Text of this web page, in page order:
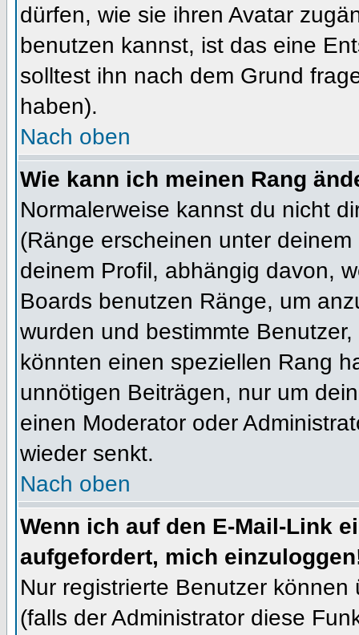
dürfen, wie sie ihren Avatar
benutzen kannst, ist das eine
solltest ihn nach dem Grund
haben).
Nach oben
Wie kann ich meinen Rang
Normalerweise kannst du nicht
(Ränge erscheinen unter
deinem Profil, abhängig davon,
Boards benutzen Ränge, um
wurden und bestimmte
könnten einen speziellen Rang
unnötigen Beiträgen, nur um
einen Moderator oder
wieder senkt.
Nach oben
Wenn ich auf den E-Mail-Link
aufgefordert, mich
Nur registrierte Benutzer
(falls der Administrator diese